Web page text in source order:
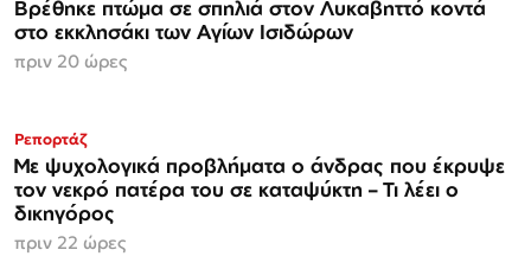
Βρέθηκε πτώμα σε σπηλιά στον Λυκαβηττό κοντά
στο εκκλησάκι των Αγίων Ισιδώρων
πριν 20 ώρες
Ρεπορτάζ
Με ψυχολογικά προβλήματα ο άνδρας που έκρυψε
τον νεκρό πατέρα του σε καταψύκτη – Τι λέει ο
δικηγόρος
πριν 22 ώρες